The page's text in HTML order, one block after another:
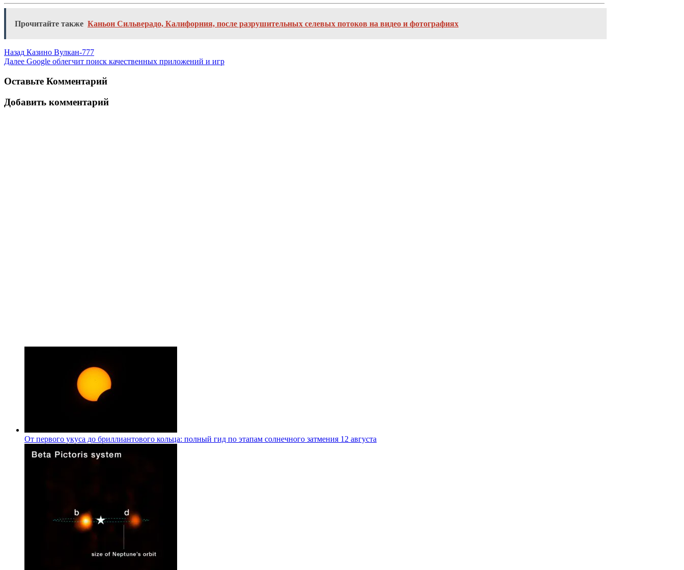
Прочитайте также Каньон Сильверадо, Калифорния, после разрушительных селевых потоков на видео и фотографиях
Назад Казино Вулкан-777
Далее Google облегчит поиск качественных приложений и игр
Оставьте Комментарий
Добавить комментарий
От первого укуса до бриллиантового кольца: полный гид по этапам солнечного затмения 12 августа